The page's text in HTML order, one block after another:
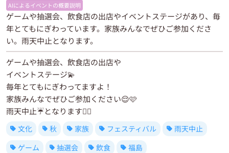
AIによるイベントの概要説明
ゲームや抽選会、飲食店の出店やイベントステージがあり、毎
年とてもにぎわっています。家族みんなでぜひご参加くださ
い。雨天中止となります。
ゲームや抽選会、飲食店の出店や
イベントステージ💫
毎年とてもにぎわってますよ！
家族みんなでぜひご参加ください😌🩷
雨天中止☔️となります🙇‍♀️
文化 秋 家族 フェスティバル
雨天中止
ゲーム
抽選会 飲食
福島